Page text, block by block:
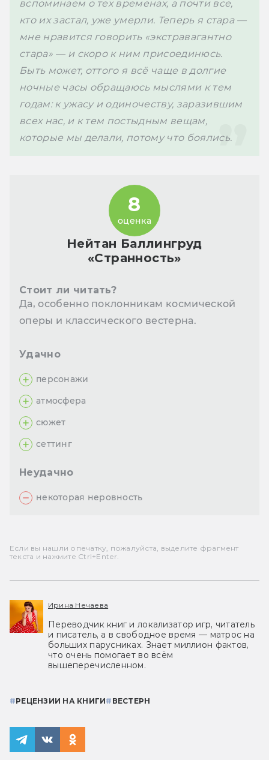
вспоминаем о тех временах, а почти все,
кто их застал, уже умерли. Теперь я стара —
мне нравится говорить «экстравагантно
стара» — и скоро к ним присоединюсь.
Быть может, оттого я всё чаще в долгие
ночные часы обращаюсь мыслями к тем
годам: к ужасу и одиночеству, заразившим
всех нас, и к тем постыдным вещам,
которые мы делали, потому что боялись.
Нейтан Баллингруд
«Странность»
8
оценка
Стоит ли читать?
Да, особенно поклонникам космической
оперы и классического вестерна.
Удачно
персонажи
атмосфера
сюжет
сеттинг
Неудачно
некоторая неровность
Если вы нашли опечатку, пожалуйста, выделите фрагмент
текста и нажмите Ctrl+Enter.
Ирина Нечаева
Переводчик книг и локализатор игр, читатель
и писатель, а в свободное время — матрос на
больших парусниках. Знает миллион фактов,
что очень помогает во всём
вышеперечисленном.
#РЕЦЕНЗИИ НА КНИГИ# ВЕСТЕРН